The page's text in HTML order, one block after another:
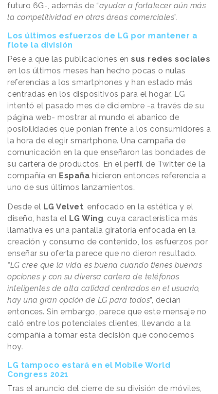
futuro 6G-, además de “ayudar a fortalecer aún más
la competitividad en otras áreas comerciales”.
Los últimos esfuerzos de LG por mantener a
flote la división
Pese a que las publicaciones en sus redes sociales
en los últimos meses han hecho pocas o nulas
referencias a los smartphones y han estado más
centradas en los dispositivos para el hogar, LG
intentó el pasado mes de diciembre -a través de su
página web- mostrar al mundo el abanico de
posibilidades que ponían frente a los consumidores a
la hora de elegir smartphone. Una campaña de
comunicación en la que enseñaron las bondades de
su cartera de productos. En el perfil de Twitter de la
compañía en España hicieron entonces referencia a
uno de sus últimos lanzamientos.
Desde el LG Velvet, enfocado en la estética y el
diseño, hasta el LG Wing, cuya característica más
llamativa es una pantalla giratoria enfocada en la
creación y consumo de contenido, los esfuerzos por
enseñar su oferta parece que no dieron resultado.
“LG cree que la vida es buena cuando tienes buenas
opciones y con su diversa cartera de teléfonos
inteligentes de alta calidad centrados en el usuario,
hay una gran opción de LG para todos”, decían
entonces. Sin embargo, parece que este mensaje no
caló entre los potenciales clientes, llevando a la
compañía a tomar esta decisión que conocemos
hoy.
LG tampoco estará en el Mobile World
Congress 2021
Tras el anuncio del cierre de su división de móviles,